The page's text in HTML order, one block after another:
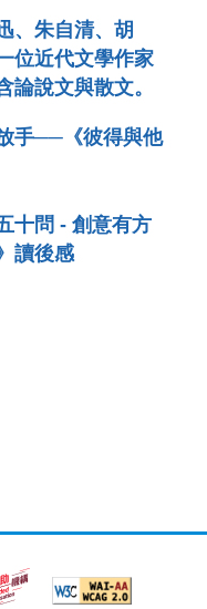
、朱自清、胡
位近代文學作家
論說文與散文。
手──《彼得與他
十問 - 創意有方
讀後感